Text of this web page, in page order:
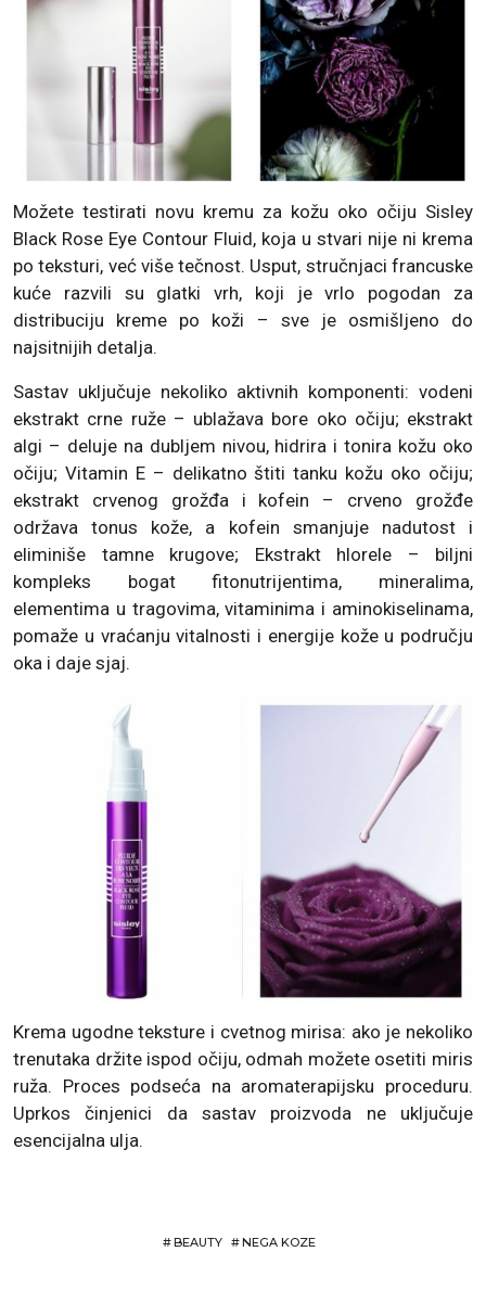
Možete testirati novu kremu za kožu oko očiju Sisley
Black Rose Eye Contour Fluid, koja u stvari nije ni krema
po teksturi, već više tečnost. Usput, stručnjaci francuske
kuće razvili su glatki vrh, koji je vrlo pogodan za
distribuciju kreme po koži – sve je osmišljeno do
najsitnijih detalja.
Sastav uključuje nekoliko aktivnih komponenti: vodeni
ekstrakt crne ruže – ublažava bore oko očiju; ekstrakt
algi – deluje na dubljem nivou, hidrira i tonira kožu oko
očiju; Vitamin E – delikatno štiti tanku kožu oko očiju;
ekstrakt crvenog grožđa i kofein – crveno grožđe
održava tonus kože, a kofein smanjuje nadutost i
eliminiše tamne krugove; Ekstrakt hlorele – biljni
kompleks bogat fitonutrijentima, mineralima,
elementima u tragovima, vitaminima i aminokiselinama,
pomaže u vraćanju vitalnosti i energije kože u području
oka i daje sjaj.
Krema ugodne teksture i cvetnog mirisa: ako je nekoliko
trenutaka držite ispod očiju, odmah možete osetiti miris
ruža. Proces podseća na aromaterapijsku proceduru.
Uprkos činjenici da sastav proizvoda ne uključuje
esencijalna ulja.
#BEAUTY #NEGA KOZE